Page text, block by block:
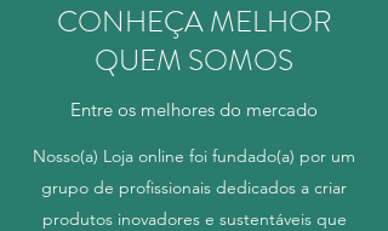
CONHEÇA MELHOR
QUEM SOMOS
Entre os melhores do mercado
Nosso(a) Loja online foi fundado(a) por um
grupo de profissionais dedicados a criar
produtos inovadores e sustentáveis que